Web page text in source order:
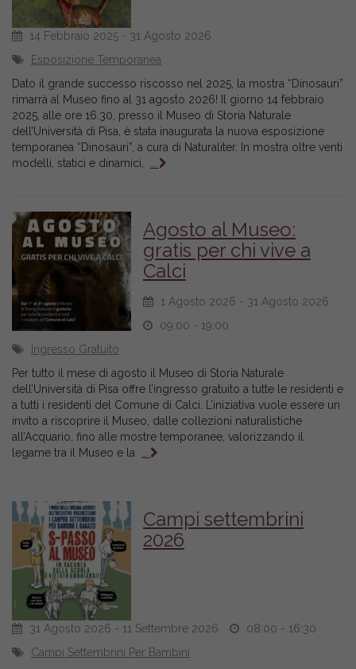
14 Febbraio 2025 - 31 Agosto 2026
Esposizione Temporanea
Dato il grande successo riscosso nel 2025, la mostra “Dinosauri”
rimarrà al Museo fino al 31 agosto 2026! Il giorno 14 febbraio
2025, alle ore 16.30, presso il Museo di Storia Naturale
dell’Università di Pisa, è stata inaugurata la nuova esposizione
temporanea “Dinosauri”, a cura di Naturaliter. In mostra oltre venti
modelli, statici e dinamici,
Agosto al Museo:
gratis per chi vive a
Calci
1 Agosto 2026 - 31 Agosto 2026
09:00 - 19:00
Ingresso Gratuito
Per tutto il mese di agosto il Museo di Storia Naturale
dell’Università di Pisa offre l’ingresso gratuito a tutte le residenti e
a tutti i residenti del Comune di Calci. L’iniziativa vuole essere un
invito a riscoprire il Museo, dalle collezioni naturalistiche
all’Acquario, fino alle mostre temporanee, valorizzando il
legame tra il Museo e la
Campi settembrini
2026
31 Agosto 2026 - 11 Settembre 2026
08:00 - 16:30
Campi Settembrini Per Bambini